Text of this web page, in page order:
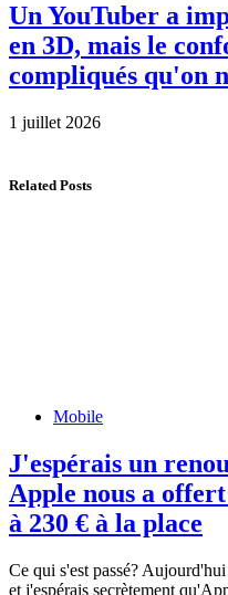
Un YouTuber a
en 3D, mais le
compliqués qu'on
1 juillet 2026
Related Posts
Mobile
J'espérais un
Apple nous a
à 230 € à la place
Ce qui s'est passé?
et j'espérais secrètement